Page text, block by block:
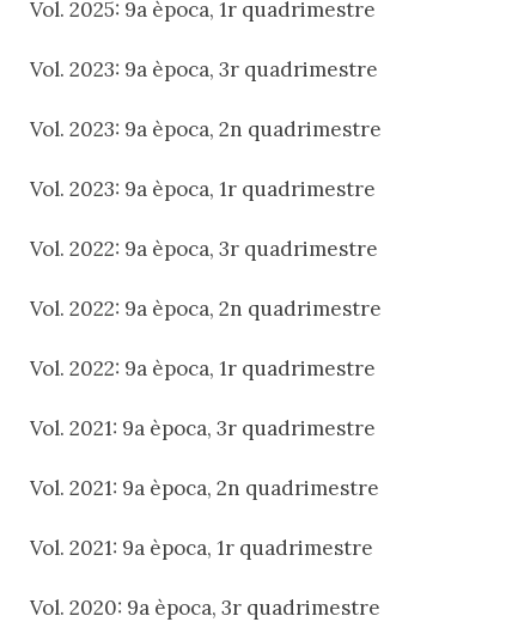
Vol. 2025: 9a època, 1r quadrimestre
Vol. 2023: 9a època, 3r quadrimestre
Vol. 2023: 9a època, 2n quadrimestre
Vol. 2023: 9a època, 1r quadrimestre
Vol. 2022: 9a època, 3r quadrimestre
Vol. 2022: 9a època, 2n quadrimestre
Vol. 2022: 9a època, 1r quadrimestre
Vol. 2021: 9a època, 3r quadrimestre
Vol. 2021: 9a època, 2n quadrimestre
Vol. 2021: 9a època, 1r quadrimestre
Vol. 2020: 9a època, 3r quadrimestre